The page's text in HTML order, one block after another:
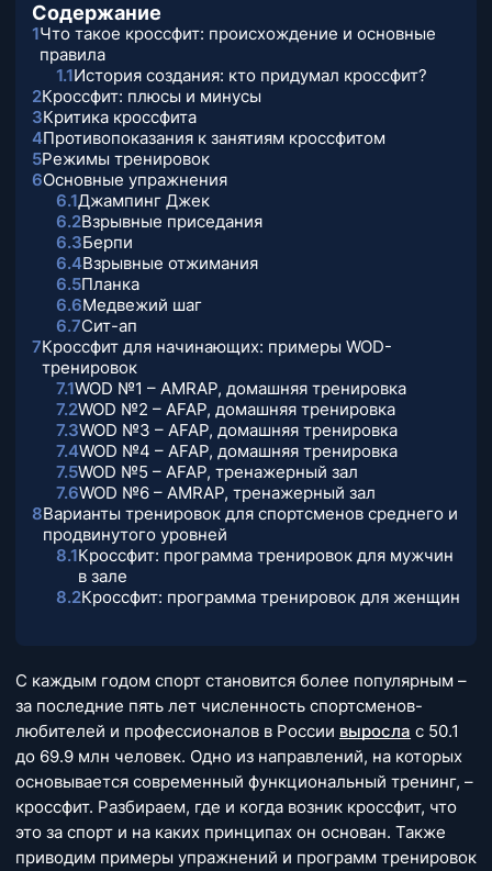
Содержание
1Что такое кроссфит: происхождение и основные
правила
1.1История создания: кто придумал кроссфит?
2Кроссфит: плюсы и минусы
3Критика кроссфита
4Противопоказания к занятиям кроссфитом
5Режимы тренировок
6Основные упражнения
6.1Джампинг Джек
6.2Взрывные приседания
6.3Берпи
6.4Взрывные отжимания
6.5Планка
6.6Медвежий шаг
6.7Сит-ап
7Кроссфит для начинающих: примеры WOD-
тренировок
7.1WOD №1 – AMRAP, домашняя тренировка
7.2WOD №2 – AFAP, домашняя тренировка
7.3WOD №3 – AFAP, домашняя тренировка
7.4WOD №4 – AFAP, домашняя тренировка
7.5WOD №5 – AFAP, тренажерный зал
7.6WOD №6 – AMRAP, тренажерный зал
8Варианты тренировок для спортсменов среднего и
продвинутого уровней
8.1Кроссфит: программа тренировок для мужчин
в зале
8.2Кроссфит: программа тренировок для женщин
С каждым годом спорт становится более популярным –
за последние пять лет численность спортсменов-
любителей и профессионалов в России выросла с 50.1
до 69.9 млн человек. Одно из направлений, на которых
основывается современный функциональный тренинг, –
кроссфит. Разбираем, где и когда возник кроссфит, что
это за спорт и на каких принципах он основан. Также
приводим примеры упражнений и программ тренировок